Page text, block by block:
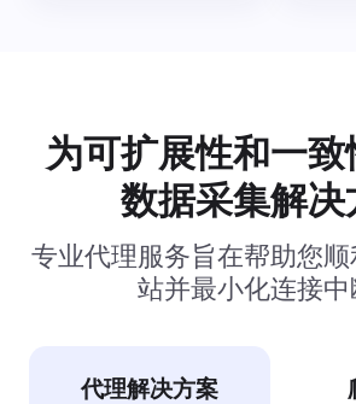
为可扩展性和一
数据采集解决
专业代理服务旨在帮助您
站并最小化连接中
代理解决方案